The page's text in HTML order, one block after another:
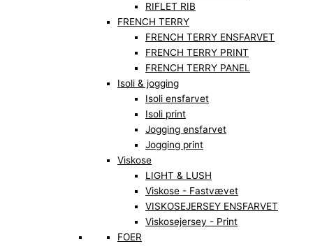
RIFLET RIB
FRENCH TERRY
FRENCH TERRY ENSFARVET
FRENCH TERRY PRINT
FRENCH TERRY PANEL
Isoli & jogging
Isoli ensfarvet
Isoli print
Jogging ensfarvet
Jogging print
Viskose
LIGHT & LUSH
Viskose - Fastvævet
VISKOSEJERSEY ENSFARVET
Viskosejersey - Print
FOER